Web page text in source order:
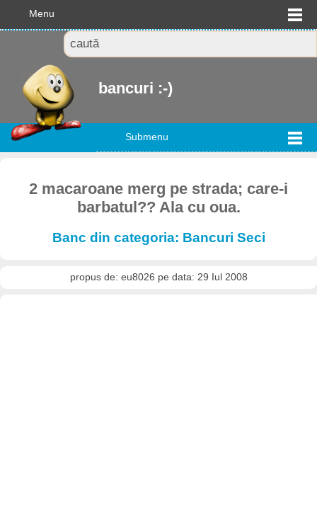
Menu
bancuri :-)
Submenu
2 macaroane merg pe strada; care-i
barbatul?? Ala cu oua.
Banc din categoria: Bancuri Seci
propus de: eu8026 pe data: 29 Iul 2008